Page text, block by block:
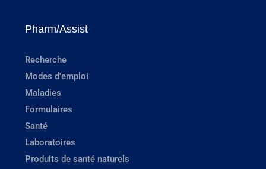
Pharm/Assist
Recherche
Modes d'emploi
Maladies
Formulaires
Santé
Laboratoires
Produits de santé naturels